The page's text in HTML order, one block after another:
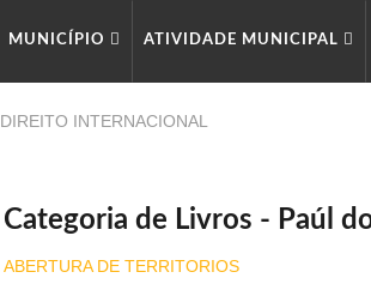
MUNICÍPIO ATIVIDADE MUNICIPAL
DIREITO INTERNACIONAL
Categoria de Livros - Paúl
ABERTURA DE TERRITORIOS